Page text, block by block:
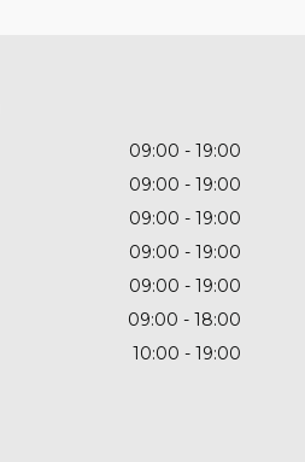
09:00
19:00
09:00
19:00
09:00
19:00
09:00
19:00
09:00
19:00
09:00
18:00
10:00 19:00